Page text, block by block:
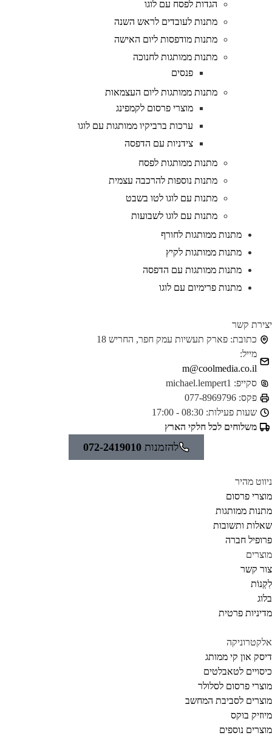
הגדות לפסח עם לוגו
מתנות לעובדים לראש השנה
מתנות מודפסות ליום האישה
מתנות ממותגות לחנוכה
פנסים
מתנות ממותגות ליום העצמאות
מוצרי פרסום לקמפינג
ערכות ברביקיו ממותגות עם לוגו
צידניות עם הדפסה
מתנות ממותגות לפסח
מתנות נוספות להרכבה עצמית
מתנות עם לוגו לטו בשבט
מתנות עם לוגו לשבועות
מתנות ממותגות לחורף
מתנות ממותגות לקיץ
מתנות ממותגות עם הדפסה
מתנות פרימיום עם לוגו
קשר
כתובת:פארק תעשיות עמק חפר, החריש 18
מייל:
m@coolmedia.co.il
סקייפ:michael.lempert1
פקס:077-8969796
שעות פעילות:08:30 - 17:00
משלוחים לכל חלקי הארץ
להזמנות072-2419010
מהיר
פרסום
ממותגות
ותשובות
חברה
קשר
פרטית
און קי ממותג
לטאבלטים
פרסום לסלולר
לסביבת המחשב
בוקס
נוספים